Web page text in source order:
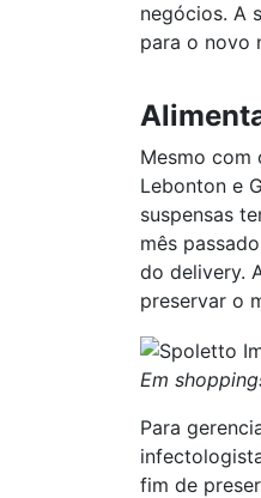
negócios. A
para o novo
Mesmo com
Lebonton e
suspensas
mês
do delivery.
preservar o
Em
Para
fim de